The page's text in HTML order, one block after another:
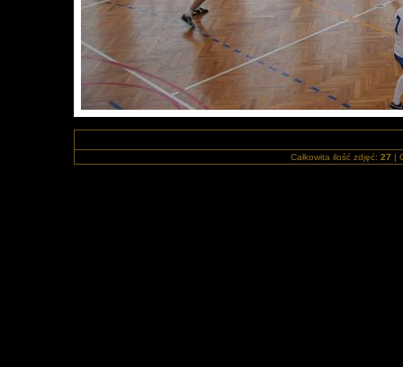
Całkowita ilość zdjęć: 27 |